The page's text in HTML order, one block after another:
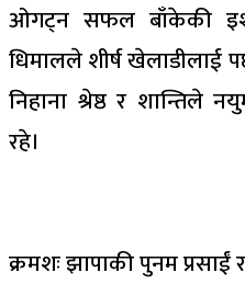
ओगट्न सफल बाँकेकी
धिमालले शीर्ष
निहाना श्रेष्ठ र शान्तिले
रहे।
क्रमशः झापाकी पुनम प्रसाईं